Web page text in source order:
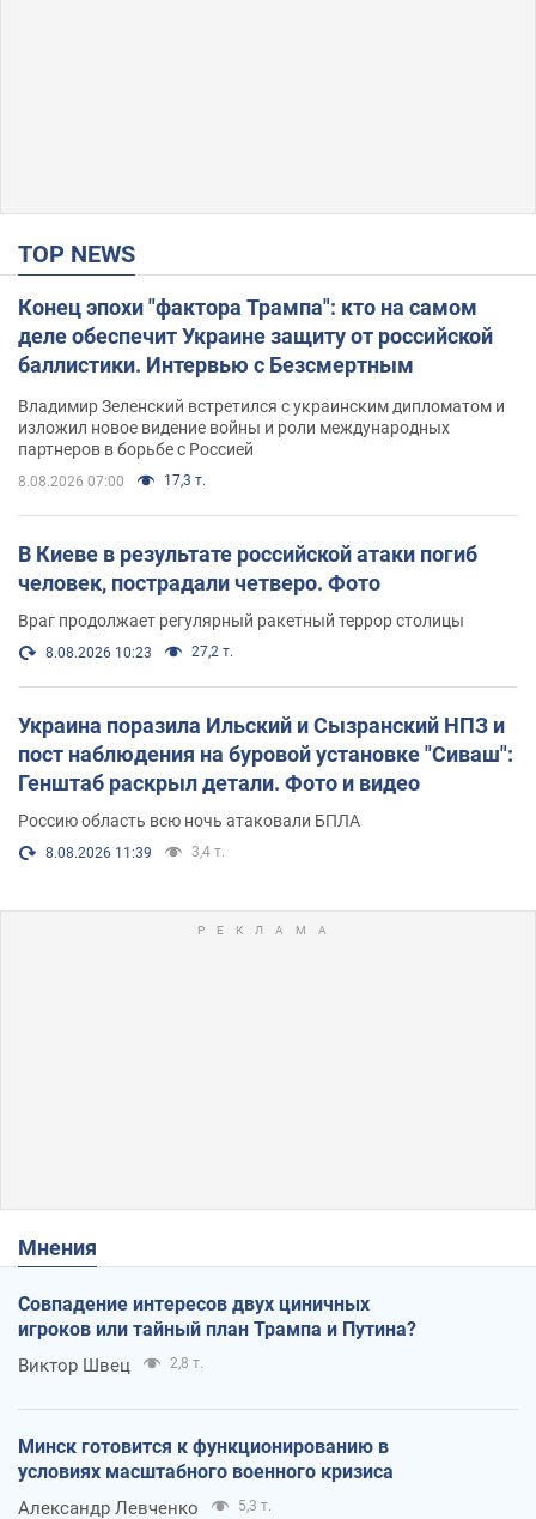
TOP NEWS
Конец эпохи "фактора Трампа": кто на самом
деле обеспечит Украине защиту от российской
баллистики. Интервью с Безсмертным
Владимир Зеленский встретился с украинским дипломатом и
изложил новое видение войны и роли международных
партнеров в борьбе с Россией
8.08.2026 07:00 17,3 т.
В Киеве в результате российской атаки погиб
человек, пострадали четверо. Фото
Враг продолжает регулярный ракетный террор столицы
8.08.2026 10:23 27,2 т.
Украина поразила Ильский и Сызранский НПЗ и
пост наблюдения на буровой установке "Сиваш":
Генштаб раскрыл детали. Фото и видео
Россию область всю ночь атаковали БПЛА
8.08.2026 11:39 3,4 т.
Мнения
Совпадение интересов двух циничных
игроков или тайный план Трампа и Путина?
Виктор Швец 2,8 т.
Минск готовится к функционированию в
условиях масштабного военного кризиса
Александр Левченко 5,3 т.